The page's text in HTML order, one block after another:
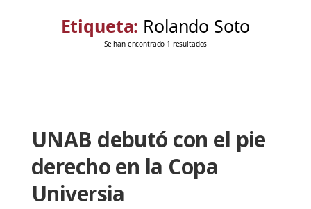
Etiqueta: Rolando Soto
Se han encontrado 1 resultados
UNAB debutó con el pie
derecho en la Copa
Universia